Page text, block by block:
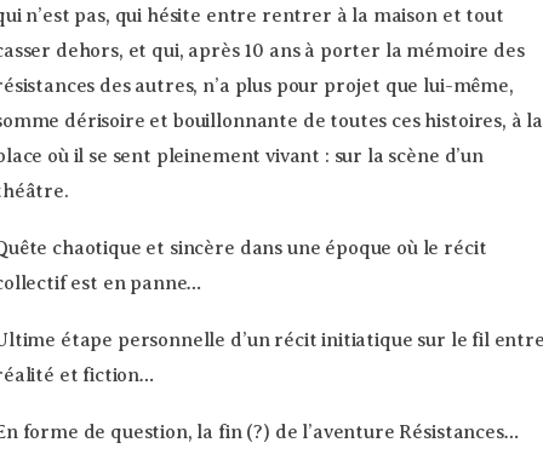
n’est pas, qui hésite entre rentrer à la maison et tout
dehors, et qui, après 10 ans à porter la mémoire des
des autres, n’a plus pour projet que lui-même,
dérisoire et bouillonnante de toutes ces histoires, à la
où il se sent pleinement vivant : sur la scène d’un
chaotique et sincère dans une époque où le récit
est en panne…
étape personnelle d’un récit initiatique sur le fil
et fiction…
forme de question, la fin (?) de l’aventure Résistances…